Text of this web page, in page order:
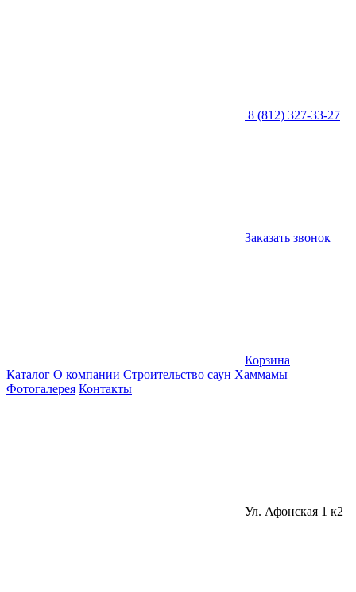
8 (812) 327-33-27
Заказать звонок
Корзина
Каталог О компании Строительство саун Хаммамы
Фотогалерея Контакты
Ул. Афонская 1 к2